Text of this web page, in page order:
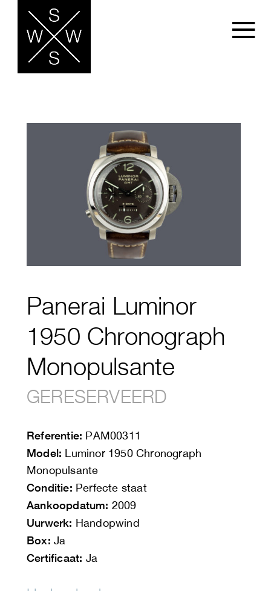
Panerai Luminor
1950 Chronograph
Monopulsante
GERESERVEERD
Referentie: PAM00311
Model: Luminor 1950 Chronograph
Monopulsante
Conditie: Perfecte staat
Aankoopdatum: 2009
Uurwerk: Handopwind
Box: Ja
Certificaat: Ja